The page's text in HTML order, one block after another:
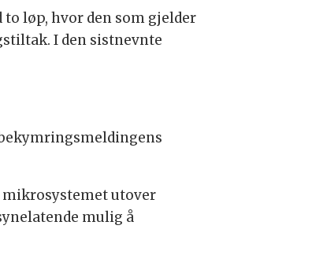
løp, hvor den som gjelder
I den sistnevnte
utover
mulig å